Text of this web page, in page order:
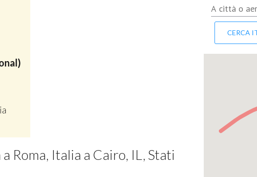
Roma, Italia a Cairo, IL, Stati